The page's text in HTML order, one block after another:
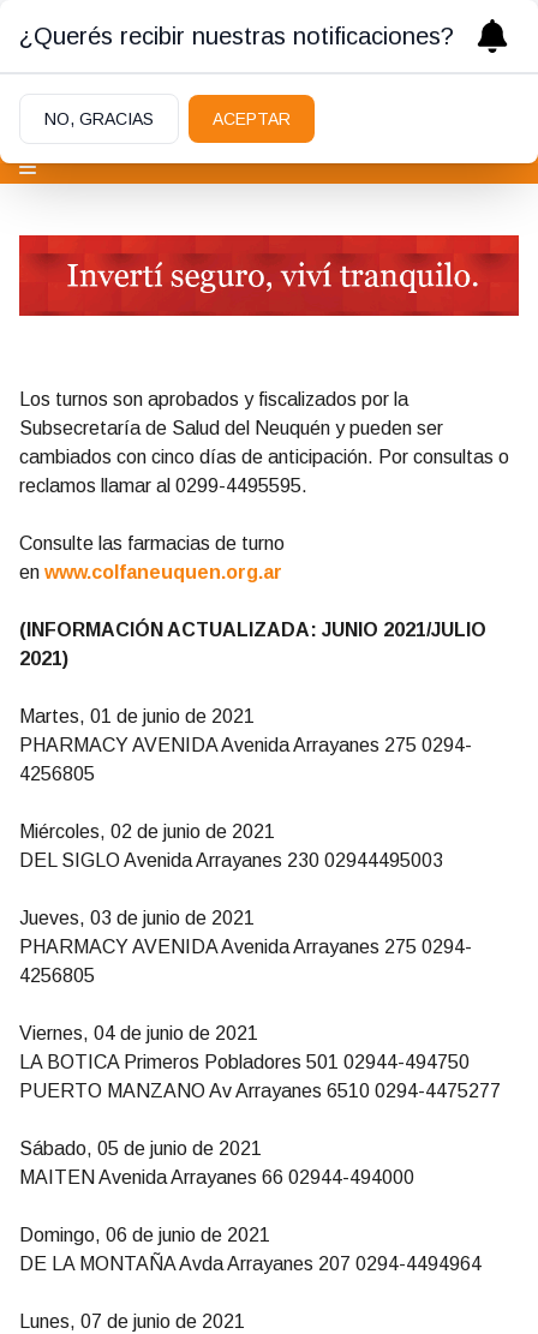
Los turnos son aprobados y fiscalizados por la
Subsecretaría de Salud del Neuquén y pueden ser
cambiados con cinco días de anticipación. Por consultas o
reclamos llamar al 0299-4495595.
Consulte las farmacias de turno
en www.colfaneuquen.org.ar
(INFORMACIÓN ACTUALIZADA: JUNIO 2021/JULIO
2021)
Martes, 01 de junio de 2021
PHARMACY AVENIDA Avenida Arrayanes 275 0294-
4256805
Miércoles, 02 de junio de 2021
DEL SIGLO Avenida Arrayanes 230 02944495003
Jueves, 03 de junio de 2021
PHARMACY AVENIDA Avenida Arrayanes 275 0294-
4256805
Viernes, 04 de junio de 2021
LA BOTICA Primeros Pobladores 501 02944-494750
PUERTO MANZANO Av Arrayanes 6510 0294-4475277
Sábado, 05 de junio de 2021
MAITEN Avenida Arrayanes 66 02944-494000
Domingo, 06 de junio de 2021
DE LA MONTAÑA Avda Arrayanes 207 0294-4494964
Lunes, 07 de junio de 2021
¿Querés recibir nuestras notificaciones?
NO, GRACIAS ACEPTAR